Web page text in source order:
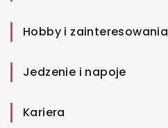
Hobby i zainteresowania
Jedzenie i napoje
Kariera